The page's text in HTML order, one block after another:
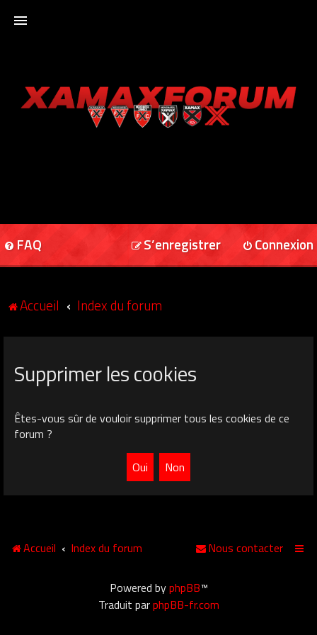
XAMAXFORUM
FAQ Connexion
S’enregistrer
Accueil Index du forum
Supprimer les cookies
Êtes-vous sûr de vouloir supprimer tous les cookies de ce
forum ?
Accueil Index du forum Nous contacter
Powered byphpBB™
Traduit parphpBB-fr.com